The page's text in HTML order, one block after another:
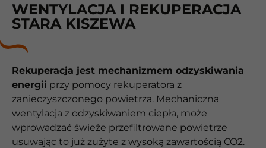
WENTYLACJA I REKUPERACJA
STARA KISZEWA
Rekuperacja jest mechanizmem odzyskiwania
energii przy pomocy rekuperatora z
zanieczyszczonego powietrza. Mechaniczna
wentylacja z odzyskiwaniem ciepła, może
wprowadzać świeże przefiltrowane powietrze
usuwając to już zużyte z wysoką zawartością CO2.